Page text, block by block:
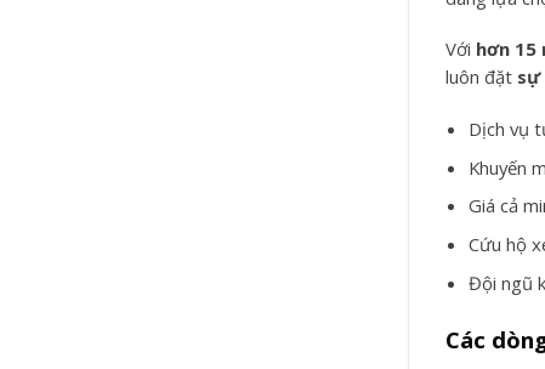
Với hơn 15
luôn đặt sự
Dịch vụ
Khuyến
Giá cả
Cứu hộ
Đội ngũ
Các